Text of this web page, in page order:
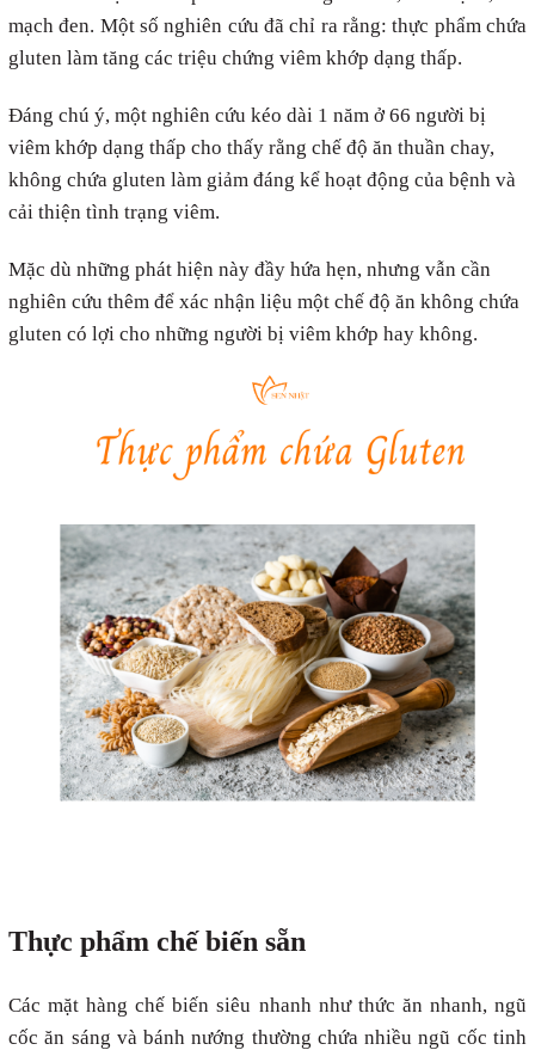
mạch đen. Một số nghiên cứu đã chỉ ra rằng: thực phẩm chứa
gluten làm tăng các triệu chứng viêm khớp dạng thấp.
Đáng chú ý, một nghiên cứu kéo dài 1 năm ở 66 người bị
viêm khớp dạng thấp cho thấy rằng chế độ ăn thuần chay,
không chứa gluten làm giảm đáng kể hoạt động của bệnh và
cải thiện tình trạng viêm.
Mặc dù những phát hiện này đầy hứa hẹn, nhưng vẫn cần
nghiên cứu thêm để xác nhận liệu một chế độ ăn không chứa
gluten có lợi cho những người bị viêm khớp hay không.
Thực phẩm chế biến sẵn
Các mặt hàng chế biến siêu nhanh như thức ăn nhanh, ngũ
cốc ăn sáng và bánh nướng thường chứa nhiều ngũ cốc tinh